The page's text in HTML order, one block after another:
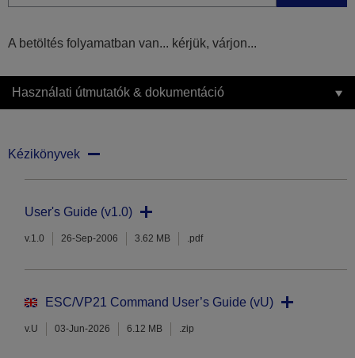
A betöltés folyamatban van... kérjük, várjon...
Használati útmutatók & dokumentáció
Kézikönyvek
User's Guide (v1.0)
v.1.0 26-Sep-2006 3.62 MB .pdf
ESC/VP21 Command User’s Guide (vU)
v.U 03-Jun-2026 6.12 MB .zip